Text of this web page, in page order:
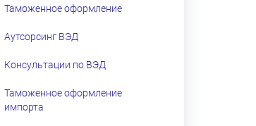
Таможенное оформление
Аутсорсинг ВЭД
Консультации по ВЭД
Таможенное оформление
импорта